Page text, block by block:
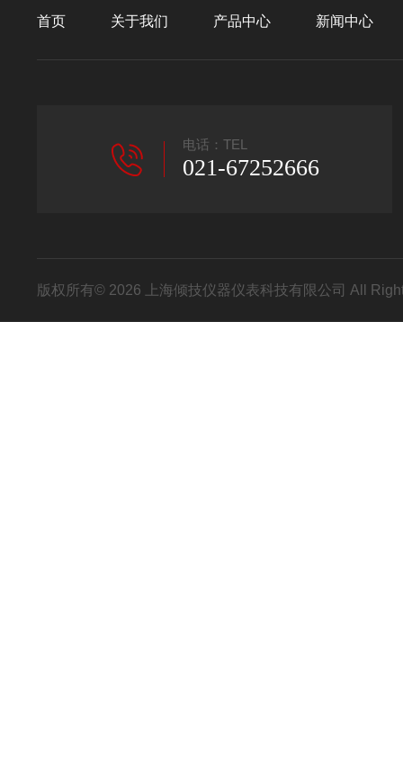
首页 关于我们 产品中心 新闻中心
电话：TEL
021-67252666
版权所有© 2026 上海倾技仪器仪表科技有限公司 All